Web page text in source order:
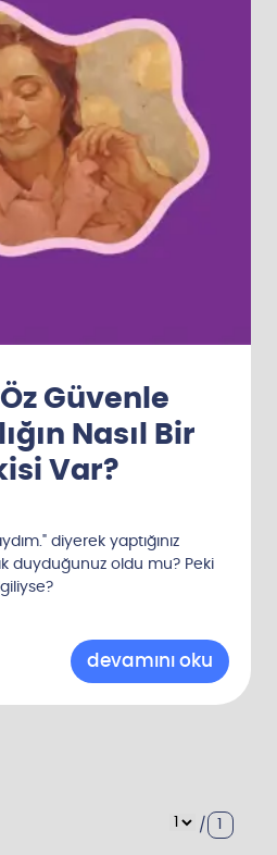
Güvenle
Nasıl Bir
Var?
diyerek yaptığınız
duyduğunuz oldu mu? Peki
/